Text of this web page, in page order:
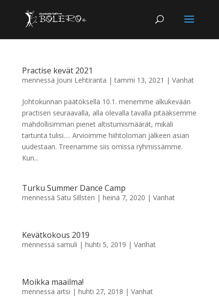
Practise kevät 2021
mennessä Jouni Lehtiranta |tammi 13, 2021 | Vanhat
Johtokunnan päätöksellä 10.1. menemme alkukevään
practisen seuraavalla, alla olevalla tavalla pitääksemme
mahdollisimman pienet altistumismäärät, mikäli
tartunta tulisi…. Arvioimme hiihtoloman jälkeen asian
uudestaan. Treenamme siis omissa ryhmissämme.
Kun...
Turku Summer Dance Camp
mennessä Satu Sillsten | heinä 7, 2020 | Vanhat
Kevätkokous 2019
mennessä samuli | huhti 5, 2019 | Vanhat
Moikka maailma!
mennessä artsi | huhti 27, 2018 | Vanhat